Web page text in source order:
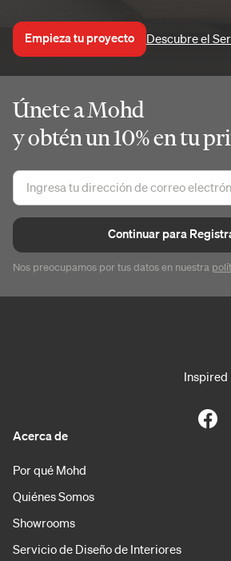
Empieza tu proyecto Descubre el
Únete a Mohd
y obtén un 10% en tu
Continuar para
Nos preocupamos por tus datos en nuestra
Inspired
Acerca de
Por qué Mohd
Quiénes Somos
Showrooms
Servicio de Diseño de Interiores